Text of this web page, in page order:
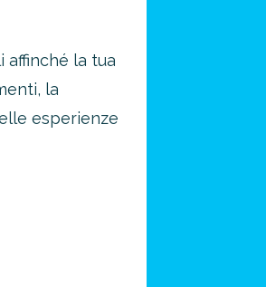
affinché la tua
la
esperienze